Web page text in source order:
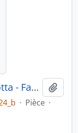
Palestina libera canzoni di lotta - Face B
· Pièce ·